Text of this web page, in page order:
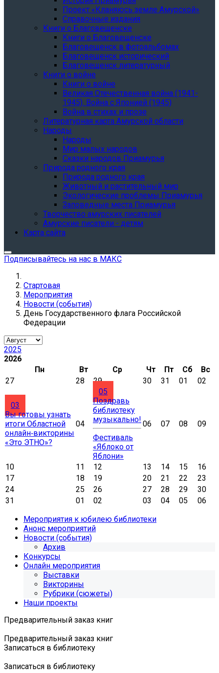
Проект «Кланяюсь земле Амурской»
Справочные издания
Книги о Благовещенске
Книги о Благовещенске
Благовещенск в фотоальбомах
Благовещенск исторический
Благовещенск литературный
Книги о войне
Книги о войне
Великая Отечественная война (1941-
1945). Война с Японией (1945)
Война в стихах и прозе
Литературная карта Амурской области
Народы
Народы
Мир малых народов
Сказки народов Приамурья
Природа родного края
Природа родного края
Животный и растительный мир
Экологические проблемы Приамурья
Заповедные места Приамурья
Творчество амурских писателей
Амурские писатели - детям
Карта сайта
Подписывайтесь на нас в МАКС
Стартовая
Мероприятия
Новости (события)
День Государственного флага Российской
Федерации
2025
2026
Пн
Вт Ср Чт Пт Сб
Вс
27
28 29 30 31 01 02
03
Вы готовы узнать
итоги Областной
онлайн‑викторины
«Это ЭТНО»?
04
05
Поздравь
библиотеку
музыкально!
Фестиваль
«Яблоко от
Яблони»
06 07 08 09
10 11 12 13 14 15
16
17
18 19 20 21 22
23
24
25 26 27 28 29
30
31
01 02 03 04 05
06
Мероприятия к юбилею библиотеки
Анонс мероприятий
Новости (события)
Архив
Конкурсы
Онлайн мероприятия
Выставки
Викторины
Рубрики (сюжеты)
Наши проекты
Предварительный заказ книг
Предварительный заказ книг
Записаться в библиотеку
Записаться в библиотеку